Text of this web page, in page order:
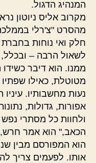
המנהיג הדגול.
מקרוב אליס ניוטון
מהסרט "צ'רלי
חלק ואי נוחות
לשאול הרבה – ובכלל,
ממנו. הוא דיבר
מטוטלת, כאילו
נעות מחשבותיו.
אפורות, גדולות,
ולחוות כל מסתרי
הכאב," הוא אמר חרש,
הוא המפורסם מבין
אותו. לפעמים צריך